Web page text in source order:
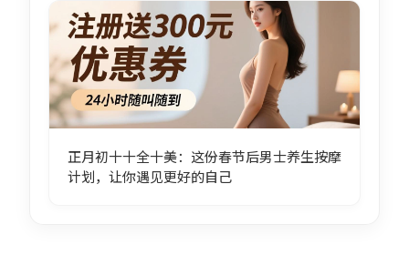
正月初十十全十美：这份春节后男士养生按摩
计划，让你遇见更好的自己